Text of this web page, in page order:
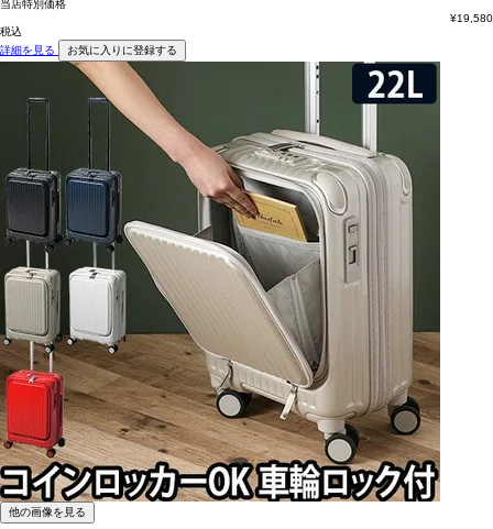
当店特別価格
¥19,580
税込
詳細を見る
お気に入りに登録する
他の画像を見る